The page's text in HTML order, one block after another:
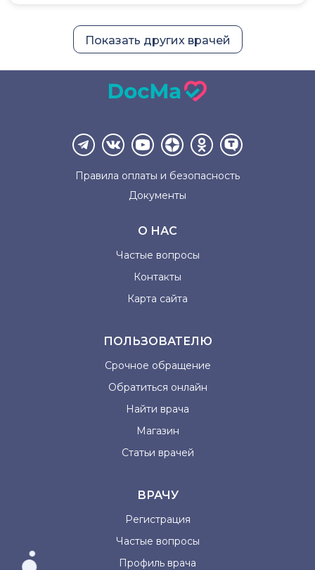
Показать других врачей
Правила оплаты и безопасность
Документы
О НАС
Частые вопросы
Контакты
Карта сайта
ПОЛЬЗОВАТЕЛЮ
Срочное обращение
Обратиться онлайн
Найти врача
Магазин
Статьи врачей
ВРАЧУ
Регистрация
Частые вопросы
Профиль врача